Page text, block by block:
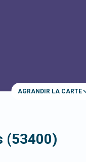
AGRANDIR LA CARTE
(53400)